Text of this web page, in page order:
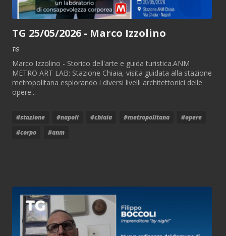
TG 25/05/2026 - Marco Izzolino
TG
Marco Izzolino - Storico dell'arte e guida turistica.ANM
METRO ART LAB: Stazione Chiaia, visita guidata alla stazione
metropolitana esplorando i diversi livelli architettonici delle
opere...
#stazione #napoli #chiaia #metropolitana
#opere
#corpo
#anm